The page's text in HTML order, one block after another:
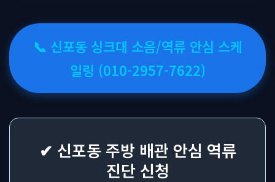
📞 신포동 싱크대 소음/역류 안심 스케
일링 (010-2957-7622)
✔ 신포동 주방 배관 안심 역류
진단 신청